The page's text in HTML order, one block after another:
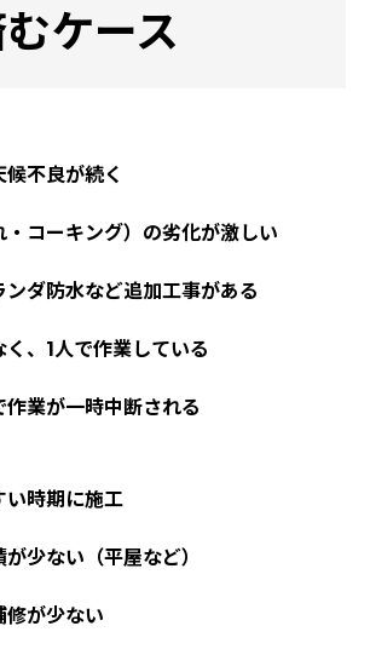
ケース
候不良が続く
・コーキング）の劣化が激しい
ンダ防水など追加工事がある
く、1人で作業している
作業が一時中断される
い時期に施工
少ない（平屋など）
修が少ない